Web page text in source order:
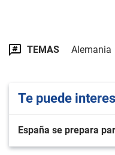
TEMAS Alemania
Te puede
España se prepara